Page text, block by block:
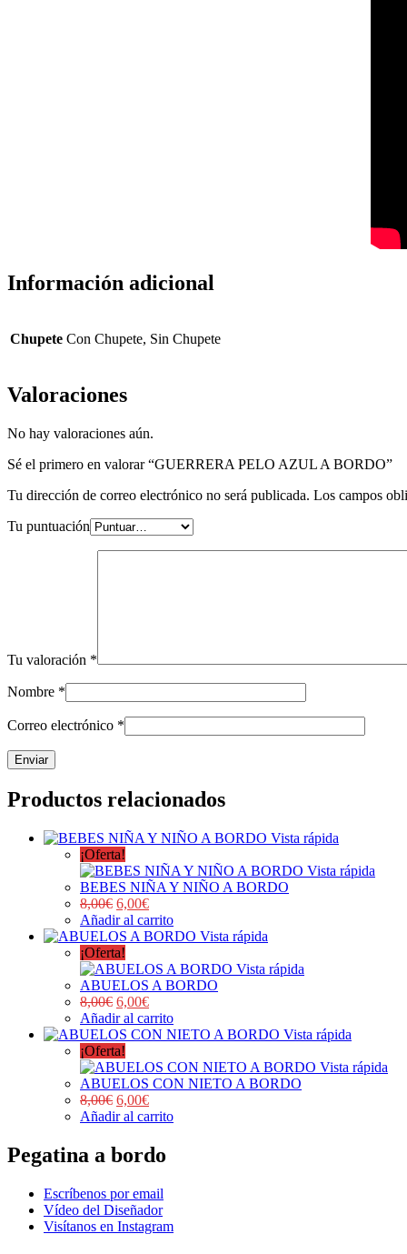
Información adicional
Chupete Con Chupete, Sin Chupete
Valoraciones
No hay valoraciones aún.
Sé el primero en valorar “GUERRERA PELO AZUL A BORDO”
Tu dirección de correo electrónico no será publicada. Los campos
Tu puntuación
Tu valoración *
Nombre *
Correo electrónico *
Productos relacionados
Vista rápida
¡Oferta!
Vista rápida
BEBES NIÑA Y NIÑO A BORDO
8,00€ 6,00€
Añadir al carrito
Vista rápida
¡Oferta!
Vista rápida
ABUELOS A BORDO
8,00€ 6,00€
Añadir al carrito
Vista rápida
¡Oferta!
Vista rápida
ABUELOS CON NIETO A BORDO
8,00€ 6,00€
Añadir al carrito
Pegatina a bordo
Escríbenos por email
Vídeo del Diseñador
Visítanos en Instagram